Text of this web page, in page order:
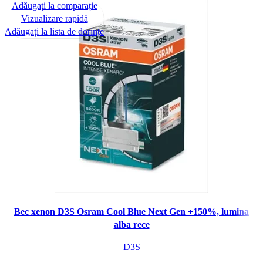
Adăugați la comparație
Vizualizare rapidă
Adăugați la lista de dorințe
Bec xenon D3S Osram Cool Blue Next Gen +150%, lumina
alba rece
D3S